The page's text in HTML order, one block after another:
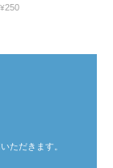
¥250
ただきます。